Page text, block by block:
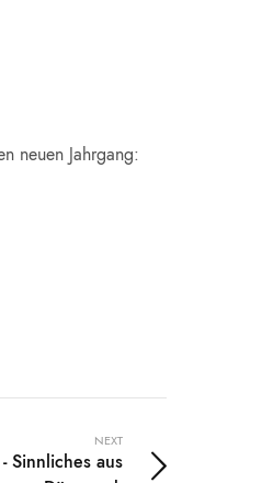
neuen Jahrgang:
NEXT
Sinnliches aus